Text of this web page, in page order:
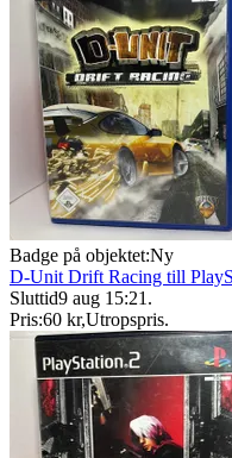
Badge på objektet:Ny
D-Unit Drift Racing till
Sluttid9 aug 15:21 .
Pris:60 kr,Utropspris.